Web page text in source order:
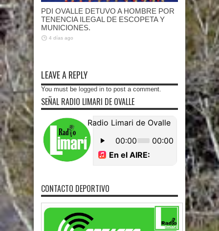
PDI OVALLE DETUVO A HOMBRE POR
TENENCIA ILEGAL DE ESCOPETA Y
MUNICIONES.
4 días ago
LEAVE A REPLY
You must be logged in to post a comment.
SEÑAL RADIO LIMARI DE OVALLE
CONTACTO DEPORTIVO